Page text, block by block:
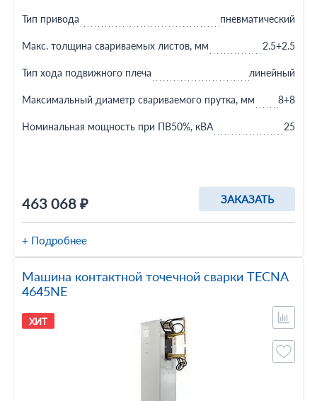
463 068 ₽ ЗАКАЗАТЬ
Тип привода пневматический
Макс. толщина свариваемых листов, мм 2.5+2.5
Тип хода подвижного плеча линейный
Максимальный диаметр свариваемого прутка, мм 8+8
Номинальная мощность при ПВ50%, кВА 25
+ Подробнее
Машина контактной точечной сварки TECNA
4645NE
ХИТ